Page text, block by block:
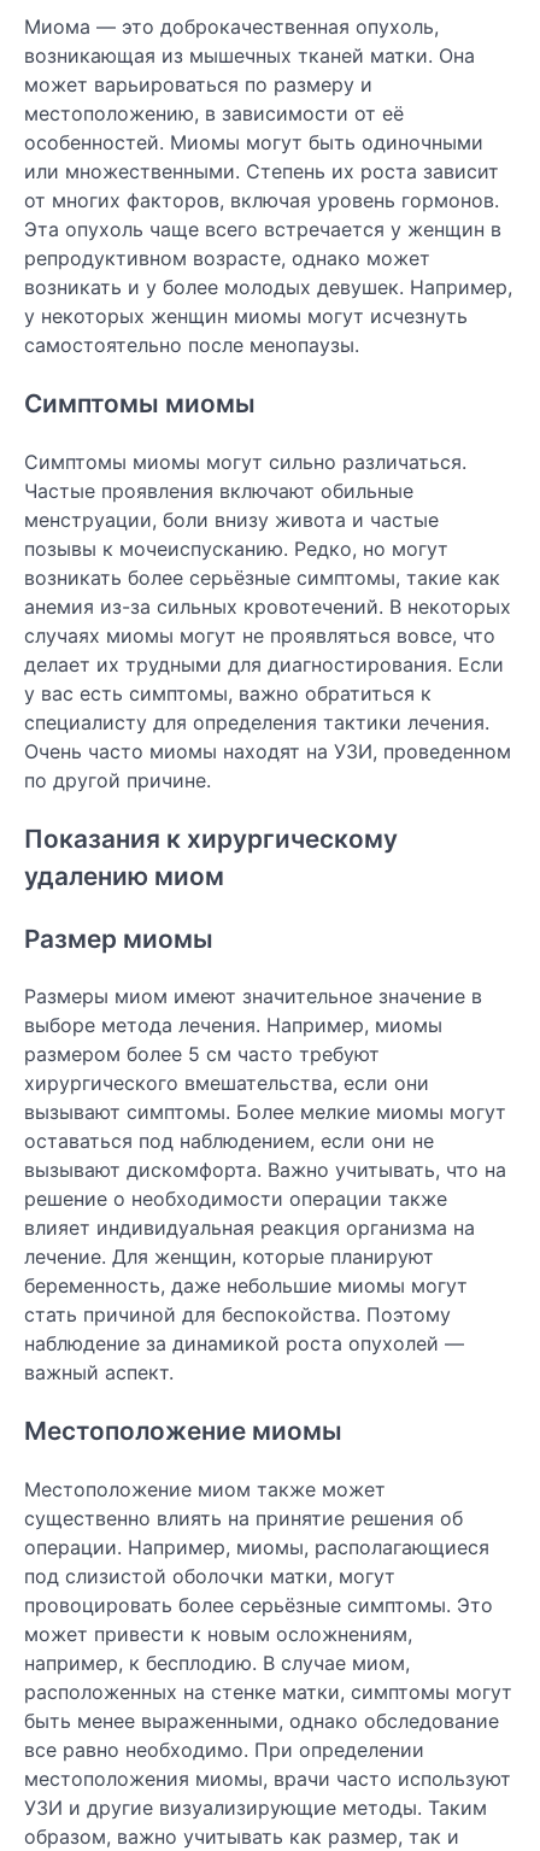
Миома — это доброкачественная опухоль,
возникающая из мышечных тканей матки. Она
может варьироваться по размеру и
местоположению, в зависимости от её
особенностей. Миомы могут быть одиночными
или множественными. Степень их роста зависит
от многих факторов, включая уровень гормонов.
Эта опухоль чаще всего встречается у женщин в
репродуктивном возрасте, однако может
возникать и у более молодых девушек. Например,
у некоторых женщин миомы могут исчезнуть
самостоятельно после менопаузы.
Симптомы миомы
Симптомы миомы могут сильно различаться.
Частые проявления включают обильные
менструации, боли внизу живота и частые
позывы к мочеиспусканию. Редко, но могут
возникать более серьёзные симптомы, такие как
анемия из-за сильных кровотечений. В некоторых
случаях миомы могут не проявляться вовсе, что
делает их трудными для диагностирования. Если
у вас есть симптомы, важно обратиться к
специалисту для определения тактики лечения.
Очень часто миомы находят на УЗИ, проведенном
по другой причине.
Показания к хирургическому
удалению миом
Размер миомы
Размеры миом имеют значительное значение в
выборе метода лечения. Например, миомы
размером более 5 см часто требуют
хирургического вмешательства, если они
вызывают симптомы. Более мелкие миомы могут
оставаться под наблюдением, если они не
вызывают дискомфорта. Важно учитывать, что на
решение о необходимости операции также
влияет индивидуальная реакция организма на
лечение. Для женщин, которые планируют
беременность, даже небольшие миомы могут
стать причиной для беспокойства. Поэтому
наблюдение за динамикой роста опухолей —
важный аспект.
Местоположение миомы
Местоположение миом также может
существенно влиять на принятие решения об
операции. Например, миомы, располагающиеся
под слизистой оболочки матки, могут
провоцировать более серьёзные симптомы. Это
может привести к новым осложнениям,
например, к бесплодию. В случае миом,
расположенных на стенке матки, симптомы могут
быть менее выраженными, однако обследование
все равно необходимо. При определении
местоположения миомы, врачи часто используют
УЗИ и другие визуализирующие методы. Таким
образом, важно учитывать как размер, так и